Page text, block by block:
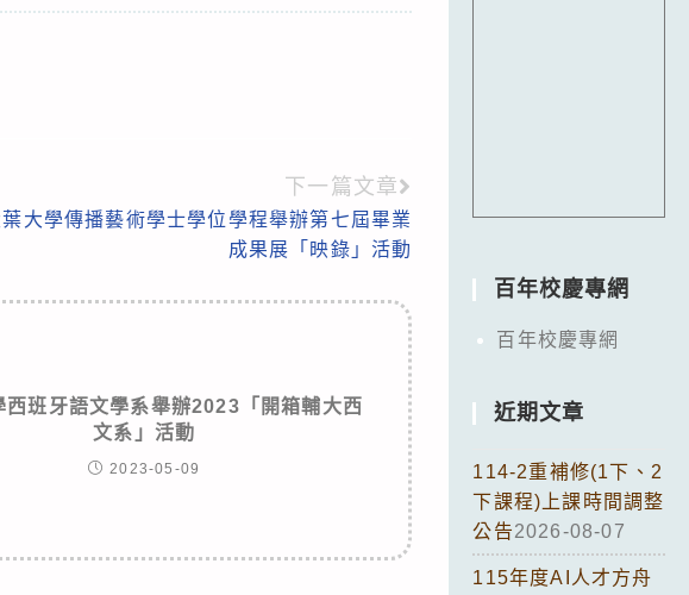
下一篇文章
葉大學傳播藝術學士學位學程舉辦第七屆畢業
成果展「映錄」活動
西班牙語文學系舉辦2023「開箱輔大西
文系」活動
2023-05-09
百年校慶專網
百年校慶專網
近期文章
114-2重補修(1下、2
下課程)上課時間調整
公告2026-08-07
115年度AI人才方舟